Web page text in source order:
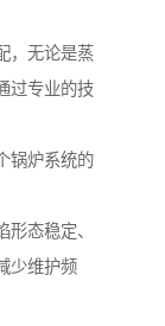
，无论是蒸
过专业的技
锅炉系统的
态稳定、
少维护频